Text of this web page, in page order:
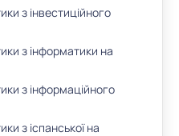
з інвестиційного
з інформатики на
з інформаційного
з іспанської на